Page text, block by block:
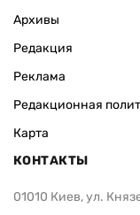
Архивы
Редакция
Реклама
Редакционная
Карта
КОНТАКТЫ
01010 Киев, ул.